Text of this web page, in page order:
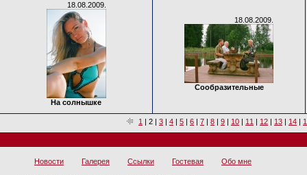
18.08.2009.
На солнышке
18.08.2009.
Сообразительные
1 | 2 | 3 | 4 | 5 | 6 | 7 | 8 | 9 | 10 | 11 | 12 | 13 | 14 |
Новости Галерея Ссылки Гостевая Обо мне